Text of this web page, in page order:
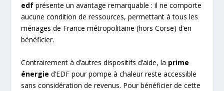
edf présente un avantage remarquable : il ne comporte
aucune condition de ressources, permettant à tous les
ménages de France métropolitaine (hors Corse) d’en
bénéficier.
Contrairement à d’autres dispositifs d’aide, la prime
énergie d’EDF pour pompe à chaleur reste accessible
sans considération de revenus. Pour bénéficier de cette